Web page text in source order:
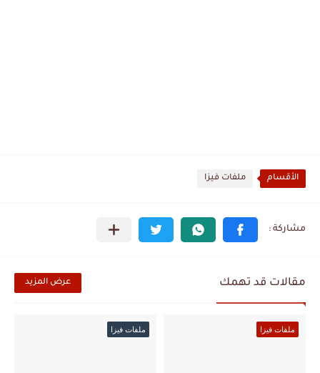
الأقسام ملفات فيزا
مقالات قد تهمك عرض المزيد
ملفات فيزا ملفات فيزا